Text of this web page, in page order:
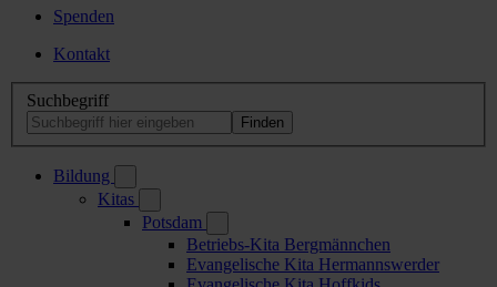
Spenden
Kontakt
Suchbegriff
Bildung
Kitas
Potsdam
Betriebs-Kita Bergmännchen
Evangelische Kita Hermannswerder